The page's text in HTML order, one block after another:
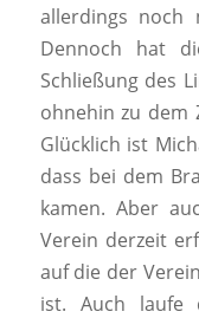
allerdings noch
Dennoch hat
Schließung des
ohnehin zu dem
Glücklich ist
dass bei dem
kamen. Aber
Verein derzeit
auf die der
ist. Auch laufe